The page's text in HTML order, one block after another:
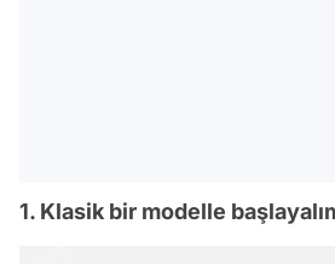
1. Klasik bir modelle